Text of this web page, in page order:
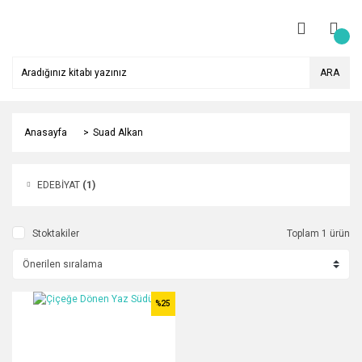
ARA
Anasayfa Suad Alkan
EDEBİYAT (1)
Stoktakiler Toplam 1 ürün
%25